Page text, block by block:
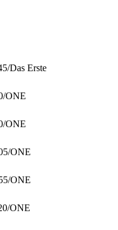
/Das Erste
/ONE
/ONE
/ONE
/ONE
/ONE